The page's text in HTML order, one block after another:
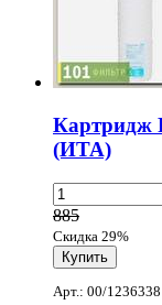
Картридж
(ИТА)
885
Скидка 29%
Арт.: 00/1236338